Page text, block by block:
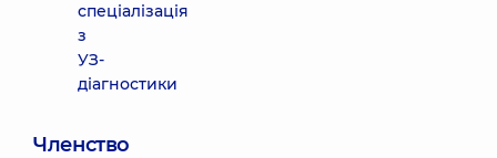
спеціалізація
з
УЗ-
діагностики
Членство